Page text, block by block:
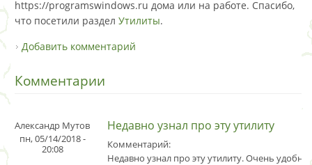
https://programswindows.ru дома или на работе. Спасибо,
что посетили раздел Утилиты.
Добавить комментарий
Комментарии
Александр Мутов
пн, 05/14/2018 -
20:08
Недавно узнал про эту утилиту
Комментарий:
Недавно узнал про эту утилиту. Очень удобно.